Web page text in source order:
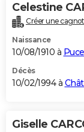
Celestine
Créer une
Naissance
10/08/1910 à
Décès
10/02/1994 à
Giselle